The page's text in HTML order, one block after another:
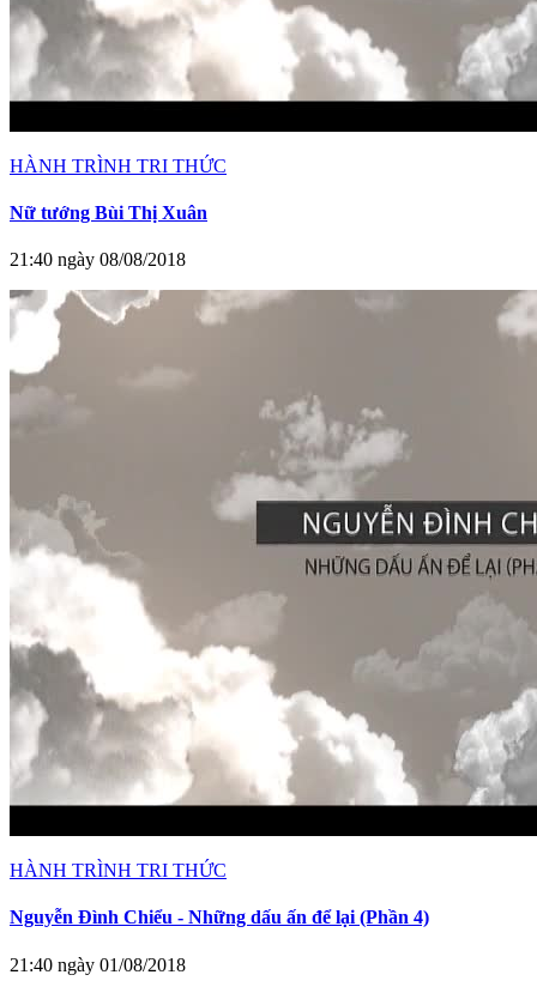
HÀNH TRÌNH TRI THỨC
Nữ tướng Bùi Thị Xuân
21:40 ngày 08/08/2018
HÀNH TRÌNH TRI THỨC
Nguyễn Đình Chiểu - Những dấu ấn để lại (Phần 4)
21:40 ngày 01/08/2018